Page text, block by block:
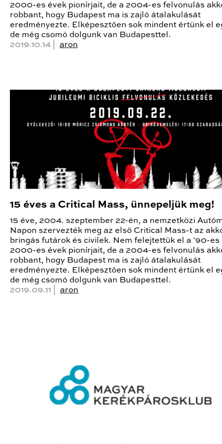
2000-es évek pionírjait, de a 2004-es felvonulás
robbant, hogy Budapest ma is zajló átalakulását
eredményezte. Elképesztően sok mindent értünk el
de még csomó dolgunk van Budapesttel.
2019.10.14 | aron
15 éves a Critical Mass, ünnepeljük meg!
15 éve, 2004. szeptember 22-én, a nemzetközi
Napon szervezték meg az első Critical Mass-t az
bringás futárok és civilek. Nem felejtettük el a '90-es
2000-es évek pionírjait, de a 2004-es felvonulás
robbant, hogy Budapest ma is zajló átalakulását
eredményezte. Elképesztően sok mindent értünk el
de még csomó dolgunk van Budapesttel.
2019.09.11 | aron